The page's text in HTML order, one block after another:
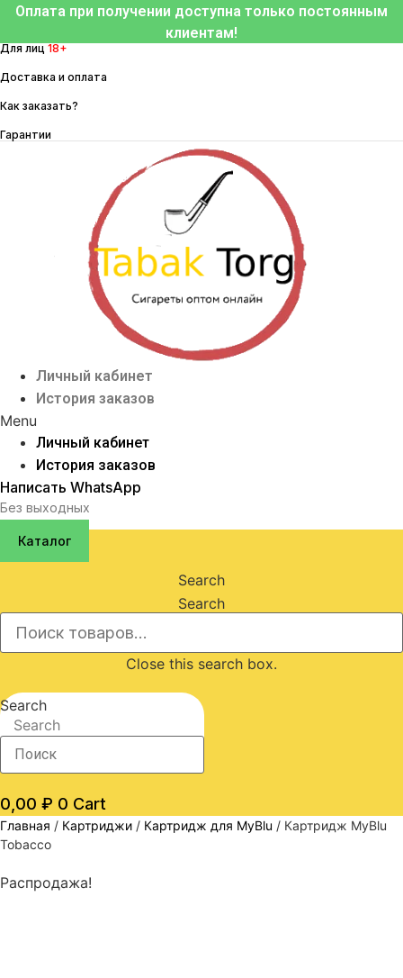
Перейти
содержимому
Оплата при получении доступна только постоянным
клиентам!
Для лиц 18+
Доставка и оплата
Как заказать?
Гарантии
Личный кабинет
История заказов
Menu
Личный кабинет
История заказов
Написать WhatsApp
Без выходных
Каталог
Search
Search
Close this search box.
Search
Search
0,00 ₽ 0 Cart
Главная / Картриджи / Картридж для MyBlu / Картридж MyBlu
Tobacco
Распродажа!